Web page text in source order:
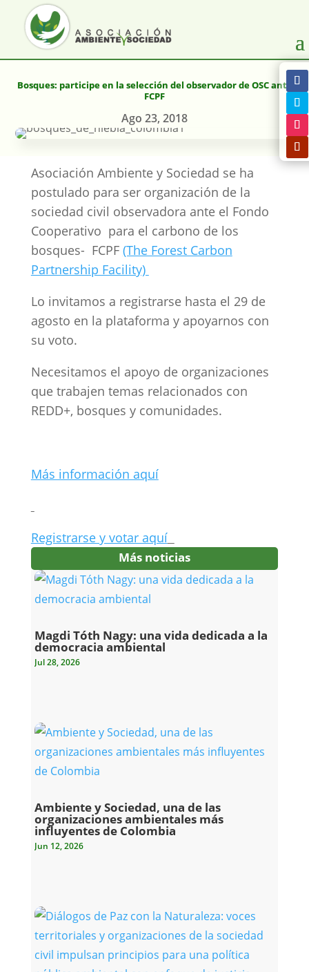
Bosques: participe en la selección del observador de OSC ante
FCPF
Ago 23, 2018
Asociación Ambiente y Sociedad se ha
postulado para ser organización de la
sociedad civil observadora ante el Fondo
Cooperativo para el carbono de los
bosques- FCPF (The Forest Carbon
Partnership Facility)
Lo invitamos a registrarse hasta el 29 de
agosto en la plataforma y apoyarnos con
su voto.
Necesitamos el apoyo de organizaciones
que trabajen temas relacionados con
REDD+, bosques y comunidades.
Más información aquí
Registrarse y votar aquí
Más noticias
Magdi Tóth Nagy: una vida dedicada a la
democracia ambiental
Jul 28, 2026
Ambiente y Sociedad, una de las
organizaciones ambientales más
influyentes de Colombia
Jun 12, 2026